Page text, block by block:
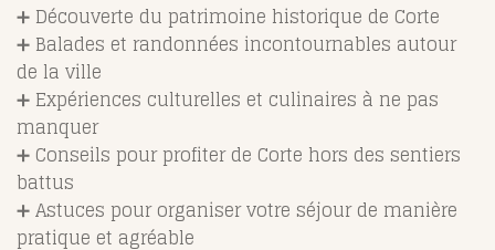
➕ Découverte du patrimoine historique de Corte
➕ Balades et randonnées incontournables autour
de la ville
➕ Expériences culturelles et culinaires à ne pas
manquer
➕ Conseils pour profiter de Corte hors des sentiers
battus
➕ Astuces pour organiser votre séjour de manière
pratique et agréable